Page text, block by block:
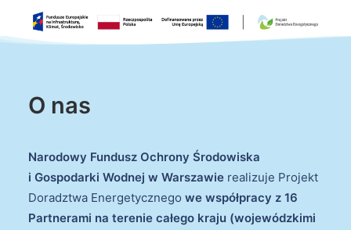
O nas
Narodowy Fundusz Ochrony Środowiska
i Gospodarki Wodnej w Warszawie realizuje Projekt
Doradztwa Energetycznego we współpracy z 16
Partnerami na terenie całego kraju (wojewódzkimi